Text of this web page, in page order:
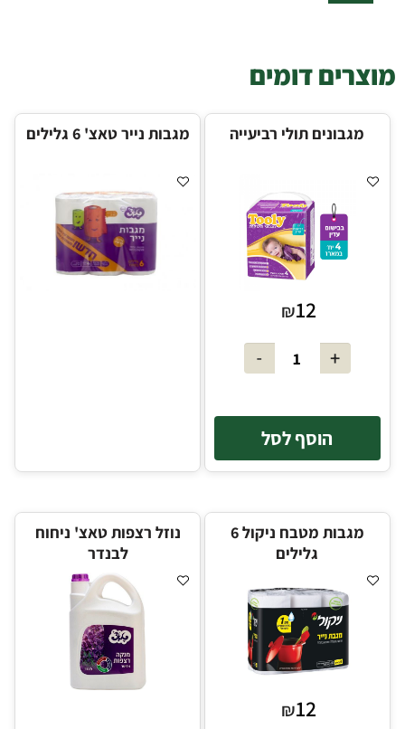
מוצרים דומים
מגבונים תולי רביעייה
₪12
הוסף לסל
מגבות נייר טאצ' 6 גלילים
מגבות מטבח ניקול 6
גלילים
₪12
נוזל רצפות טאצ' ניחוח
לבנדר